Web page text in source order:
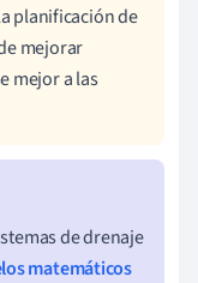
planificación de
mejorar
mejor a las
de drenaje
matemáticos